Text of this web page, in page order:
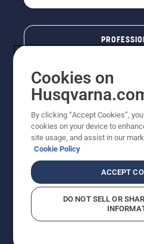
© Husqvarna AB (publ).
pubblicati si intendono
impegnativi, comprensivi di
- Via Retrone, 49 - 36077
Sociale € 2.000.000 int. vers.
Cookies on
By clicking “Accept Cookies”,
cookies on your device to
site usage, and assist in our
Cookie Policy
ACCEPT
DO NOT SELL OR